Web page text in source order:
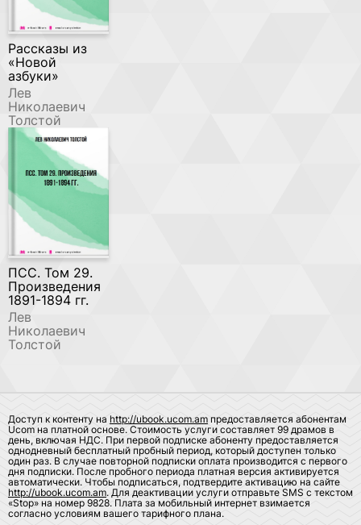
Рассказы из
«Новой
азбуки»
Лев
Николаевич
Толстой
ПСС. Том 29.
Произведения
1891-1894 гг.
Лев
Николаевич
Толстой
Доступ к контенту на http://ubook.ucom.am предоставляется абонентам
Ucom на платной основе. Стоимость услуги составляет 99 драмов в
день, включая НДС. При первой подписке абоненту предоставляется
однодневный бесплатный пробный период, который доступен только
один раз. В случае повторной подписки оплата производится с первого
дня подписки. После пробного периода платная версия активируется
автоматически. Чтобы подписаться, подтвердите активацию на сайте
http://ubook.ucom.am. Для деактивации услуги отправьте SMS с текстом
«Stop» на номер 9828. Плата за мобильный интернет взимается
согласно условиям вашего тарифного плана.